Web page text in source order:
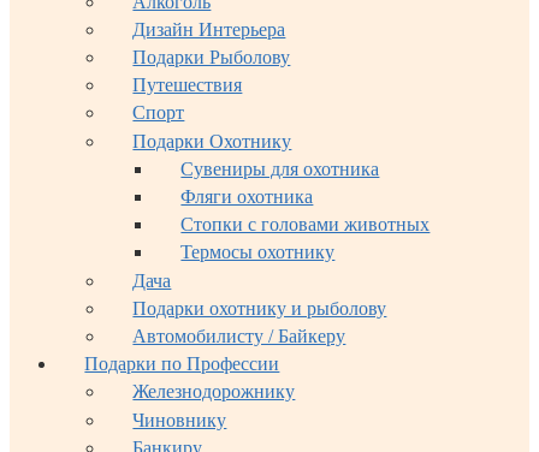
Дизайн Интерьера
Подарки Рыболову
Путешествия
Спорт
Подарки Охотнику
Сувениры для охотника
Фляги охотника
Стопки с головами животных
Термосы охотнику
Дача
Подарки охотнику и рыболову
Автомобилисту / Байкеру
Подарки по Профессии
Железнодорожнику
Чиновнику
Банкиру